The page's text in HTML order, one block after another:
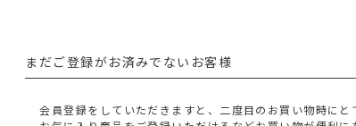
キャディバッグ
バッグ/ポーチ
財布
キーホルダー/カ
まだご登録がお済みでないお客様
会員登録をしていただきますと、二度目のお買い物時にと